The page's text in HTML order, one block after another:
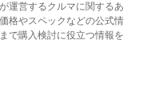
運営するクルマに関するあ
格やスペックなどの公式情
で購入検討に役立つ情報を